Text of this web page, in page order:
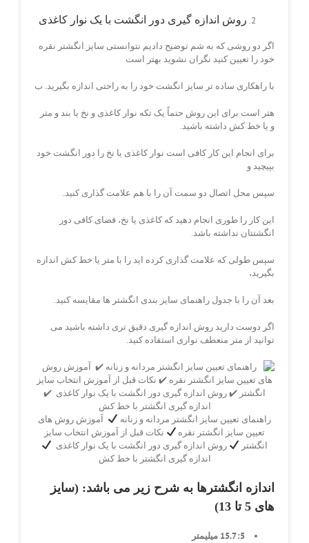
روش اندازه گیری دور انگشت با یک نوار کاغذی
اگر دو روشی که به شم توضیح دادیم نتوانستی سایز انگشتر نقره
خود را تعیین کنید نگران نشوید بهتر است
با راهکاری ساده تر سایز انگشت خود را به راحتی اندازه بگیرید. ب
هتر است برای این روش حتماً یک تکه نوار کاغذی و نخ یا بند و متر
و یا خط کش داشته باشید.
برای انجام این کار کافی است نوار کاغذی یا نخ را دور انگشت خود
بپیچید و
سپس محل اتصال دو سمت آن را با هم علامت گذاری کنید.
این کار را طوری انجام دهید که کاغذی یا نخ، فضای کافی دور
انگشتتان نداشته باشد.
سپس طولی که علامت گذاری کرده اید را با متر یا خط کش اندازه
بگیرید،
بعد آن را با جدول راهنمای سایز بندی انگشتر ها مقایسه کنید.
اگر دوست دارید روش اندازه گیری دقیق تری داشته باشید می
توانید از متر منعطف نواری استفاده کنید.
راهنمای تعیین سایز انگشتر مردانه و زنانه
آموزش روش های
تعیین سایز انگشتر نقره
نکات قبل از آموزش انتخاب سایز
انگشتر
روش اندازه گیری دور انگشت با یک نوار کاغذی
اندازه گیری انگشتر با خط کش
اندازه انگشترها به شرح زیر می باشد: (سایز
های 5 تا 13)